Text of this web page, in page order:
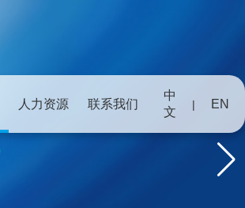
人力资源 联系我们
中
文
| EN